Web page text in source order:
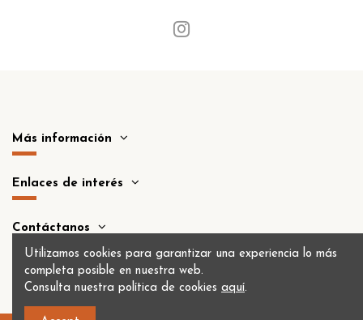
Más información
Enlaces de interés
Contáctanos
Utilizamos cookies para garantizar una experiencia lo más
completa posible en nuestra web.
Consulta nuestra política de cookies aquí.